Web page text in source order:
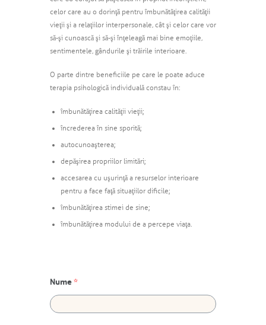
celor care au o dorinţă pentru îmbunătăţirea calităţii
vieţii şi a relaţiilor interpersonale, cât şi celor care vor
să-şi cunoască şi să-şi înţeleagă mai bine emoţiile,
sentimentele, gândurile şi trăirile interioare.
O parte dintre beneficiile pe care le poate aduce
terapia psihologică individuală constau în:
îmbunătăţirea calităţii vieţii;
încrederea în sine sporită;
autocunoaşterea;
depăşirea propriilor limitări;
accesarea cu uşurinţă a resurselor interioare
pentru a face faţă situaţiilor dificile;
îmbunătăţirea stimei de sine;
îmbunătăţirea modului de a percepe viaţa.
Nume*